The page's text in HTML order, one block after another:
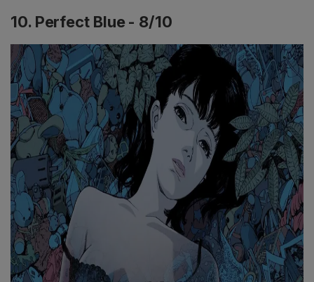
10. Perfect Blue - 8/10